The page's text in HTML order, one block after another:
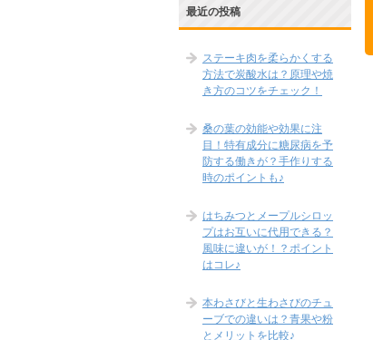
最近の投稿
ステーキ肉を柔らかくする
方法で炭酸水は？原理や焼
き方のコツをチェック！
桑の葉の効能や効果に注
目！特有成分に糖尿病を予
防する働きが？手作りする
時のポイントも♪
はちみつとメープルシロッ
プはお互いに代用できる？
風味に違いが！？ポイント
はコレ♪
本わさびと生わさびのチュ
ーブでの違いは？青果や粉
とメリットを比較♪